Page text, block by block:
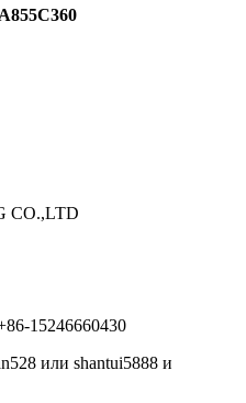
CO.,LTD
15246660430
или shantui5888 и